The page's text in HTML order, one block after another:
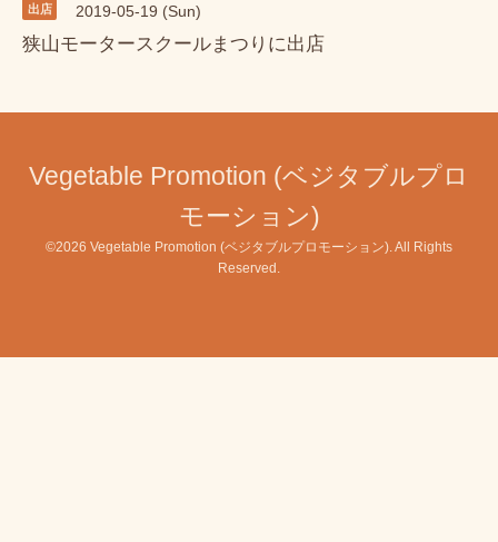
出店 2019-05-19 (Sun)
狭山モータースクールまつりに出店
Vegetable Promotion (ベジタブルプロ
モーション)
©2026 Vegetable Promotion (ベジタブルプロモーション) . All Rights
Reserved.